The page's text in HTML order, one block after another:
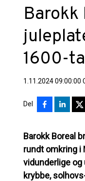
1600-
1.11.2024 09:00:00
Del
Barokk Boreal
rundt omkring i
vidunderlige og
krybbe,